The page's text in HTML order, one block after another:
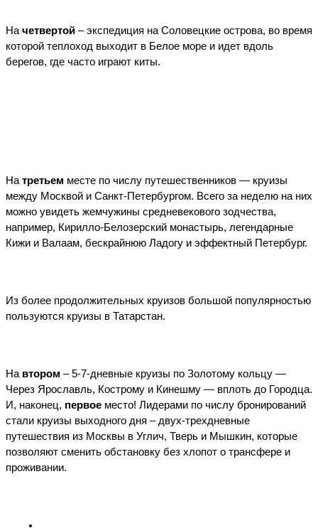
На четвертой – экспедиция на Соловецкие острова, во время
которой теплоход выходит в Белое море и идет вдоль
берегов, где часто играют киты.
На третьем месте по числу путешественников — круизы
между Москвой и Санкт-Петербургом. Всего за неделю на них
можно увидеть жемчужины средневекового зодчества,
например, Кирилло-Белозерский монастырь, легендарные
Кижи и Валаам, бескрайнюю Ладогу и эффектный Петербург.
Из более продолжительных круизов большой популярностью
пользуются круизы в Татарстан.
На втором – 5-7-дневные круизы по Золотому кольцу —
И, наконец, первое место! Лидерами по числу бронирований
стали круизы выходного дня – двух-трехдневные
путешествия из Москвы в Углич, Тверь и Мышкин, которые
позволяют сменить обстановку без хлопот о трансфере и
проживании.